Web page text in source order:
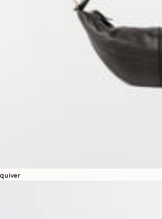
quiver